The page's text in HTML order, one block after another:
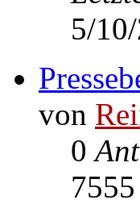
5/
von
0
7555